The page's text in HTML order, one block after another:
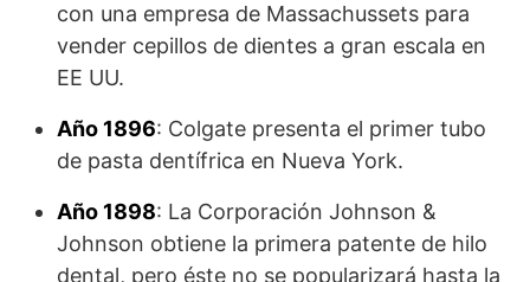
con una empresa de Massachussets para
vender cepillos de dientes a gran escala en
EE UU.
Año 1896: Colgate presenta el primer tubo
de pasta dentífrica en Nueva York.
Año 1898: La Corporación Johnson &
Johnson obtiene la primera patente de hilo
dental, pero éste no se popularizará hasta la